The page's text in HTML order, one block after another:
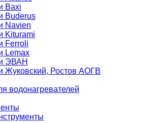
Baxi
Buderus
Navien
Kiturami
Ferroli
Lemax
ЭВАН
Жуковский, Ростов АОГВ
водонагревателей